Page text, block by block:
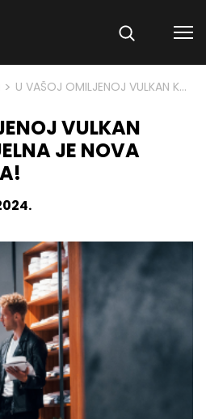
> U VAŠOJ OMILJENOJ VULKAN KNJIŽARI AKTUELNA JE NOVA POKLON AKCIJA!
VULKAN
JE NOVA